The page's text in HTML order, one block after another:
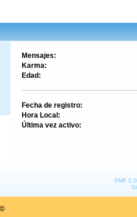
Mensajes:
Karma:
Edad:
Fecha de registro:
Hora Local:
Última vez activo:
SMF